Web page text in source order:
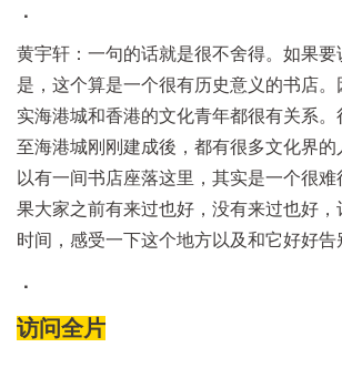
．
黄宇轩：一句的话就是很不舍得。如果
是，这个算是一个很有历史意义的书店
实海港城和香港的文化青年都很有关系
至海港城刚刚建成後，都有很多文化界
以有一间书店座落这里，其实是一个很
果大家之前有来过也好，没有来过也好，
时间，感受一下这个地方以及和它好好告
．
访问全片